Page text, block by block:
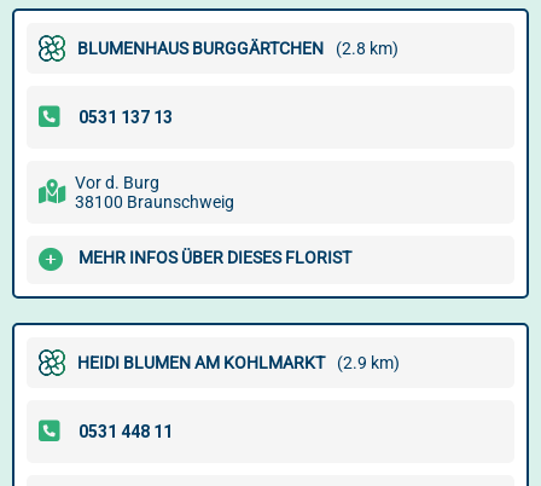
BLUMENHAUS BURGGÄRTCHEN (2.8 km)
Vor d. Burg
38100 Braunschweig
MEHR INFOS ÜBER DIESES FLORIST
HEIDI BLUMEN AM KOHLMARKT (2.9 km)